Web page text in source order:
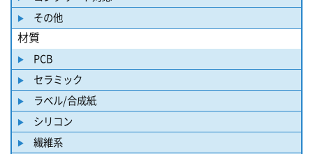
その他
材質
PCB
セラミック
ラベル/合成紙
シリコン
繊維系